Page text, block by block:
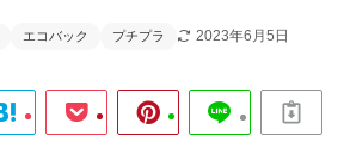
エコバック プチプラ 2023年6月5日